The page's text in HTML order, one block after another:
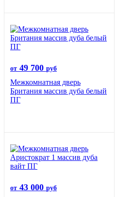
от 49 700 руб
Межкомнатная дверь
Британия массив дуба белый
ПГ
от 43 000 руб